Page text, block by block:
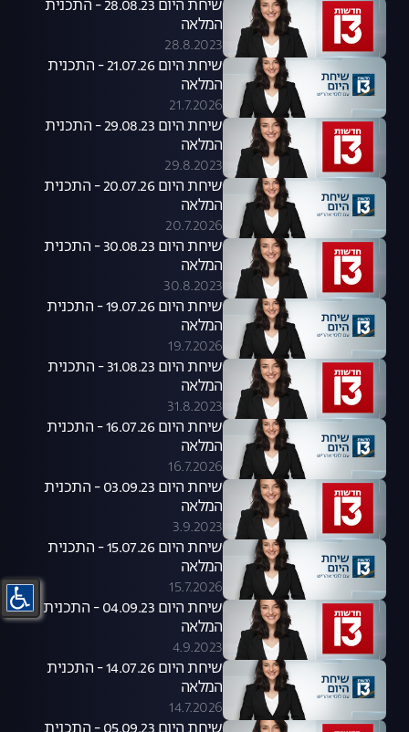
שיחת היום 28.08.23 - התכנית
המלאה
28.8.2023
שיחת היום 21.07.26 - התכנית
המלאה
21.7.2026
שיחת היום 29.08.23 - התכנית
המלאה
29.8.2023
שיחת היום 20.07.26 - התכנית
המלאה
20.7.2026
שיחת היום 30.08.23 - התכנית
המלאה
30.8.2023
שיחת היום 19.07.26 - התכנית
המלאה
19.7.2026
שיחת היום 31.08.23 - התכנית
המלאה
31.8.2023
שיחת היום 16.07.26 - התכנית
המלאה
16.7.2026
שיחת היום 03.09.23 - התכנית
המלאה
3.9.2023
שיחת היום 15.07.26 - התכנית
המלאה
15.7.2026
שיחת היום 04.09.23 - התכנית
המלאה
4.9.2023
שיחת היום 14.07.26 - התכנית
המלאה
14.7.2026